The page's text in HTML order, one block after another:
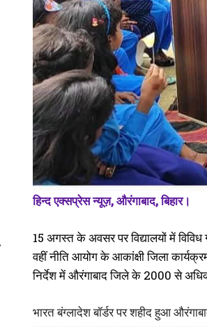
हिन्द एक्सप्रेस न्यूज़, औरंगाबाद, बिहार।
15 अगस्त के अवसर पर विद्यालयों में
वहीं नीति आयोग के आकांक्षी जिला
निर्देश में औरंगाबाद जिले के 2000 से
भारत बंग्लादेश बॉर्डर पर शहीद हुआ